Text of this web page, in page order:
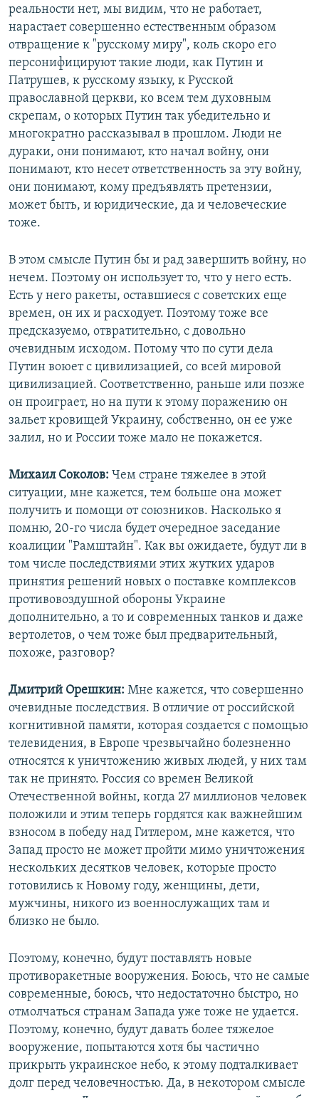
реальности нет, мы видим, что не работает,
нарастает совершенно естественным образом
отвращение к "русскому миру", коль скоро его
персонифицируют такие люди, как Путин и
Патрушев, к русскому языку, к Русской
православной церкви, ко всем тем духовным
скрепам, о которых Путин так убедительно и
многократно рассказывал в прошлом. Люди не
дураки, они понимают, кто начал войну, они
понимают, кто несет ответственность за эту войну,
они понимают, кому предъявлять претензии,
может быть, и юридические, да и человеческие
тоже.
В этом смысле Путин бы и рад завершить войну, но
нечем. Поэтому он использует то, что у него есть.
Есть у него ракеты, оставшиеся с советских еще
времен, он их и расходует. Поэтому тоже все
предсказуемо, отвратительно, с довольно
очевидным исходом. Потому что по сути дела
Путин воюет с цивилизацией, со всей мировой
цивилизацией. Соответственно, раньше или позже
он проиграет, но на пути к этому поражению он
зальет кровищей Украину, собственно, он ее уже
залил, но и России тоже мало не покажется.
Михаил Соколов: Чем стране тяжелее в этой
ситуации, мне кажется, тем больше она может
получить и помощи от союзников. Насколько я
помню, 20-го числа будет очередное заседание
коалиции "Рамштайн". Как вы ожидаете, будут ли в
том числе последствиями этих жутких ударов
принятия решений новых о поставке комплексов
противовоздушной обороны Украине
дополнительно, а то и современных танков и даже
вертолетов, о чем тоже был предварительный,
похоже, разговор?
Дмитрий Орешкин: Мне кажется, что совершенно
очевидные последствия. В отличие от российской
когнитивной памяти, которая создается с помощью
телевидения, в Европе чрезвычайно болезненно
относятся к уничтожению живых людей, у них там
так не принято. Россия со времен Великой
Отечественной войны, когда 27 миллионов человек
положили и этим теперь гордятся как важнейшим
взносом в победу над Гитлером, мне кажется, что
Запад просто не может пройти мимо уничтожения
нескольких десятков человек, которые просто
готовились к Новому году, женщины, дети,
мужчины, никого из военнослужащих там и
близко не было.
Поэтому, конечно, будут поставлять новые
противоракетные вооружения. Боюсь, что не самые
современные, боюсь, что недостаточно быстро, но
отмолчаться странам Запада уже тоже не удается.
Поэтому, конечно, будут давать более тяжелое
вооружение, попытаются хотя бы частично
прикрыть украинское небо, к этому подталкивает
долг перед человечностью. Да, в некотором смысле